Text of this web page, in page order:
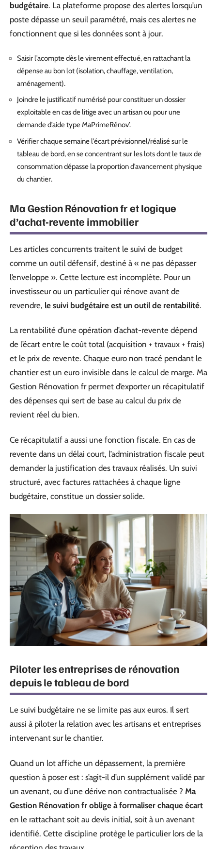
budgétaire. La plateforme propose des alertes lorsqu’un
poste dépasse un seuil paramétré, mais ces alertes ne
fonctionnent que si les données sont à jour.
Saisir l’acompte dès le virement effectué, en rattachant la
dépense au bon lot (isolation, chauffage, ventilation,
aménagement).
Joindre le justificatif numérisé pour constituer un dossier
exploitable en cas de litige avec un artisan ou pour une
demande d’aide type MaPrimeRénov’.
Vérifier chaque semaine l’écart prévisionnel/réalisé sur le
tableau de bord, en se concentrant sur les lots dont le taux de
consommation dépasse la proportion d’avancement physique
du chantier.
Ma Gestion Rénovation fr et logique
d’achat-revente immobilier
Les articles concurrents traitent le suivi de budget
comme un outil défensif, destiné à « ne pas dépasser
l’enveloppe ». Cette lecture est incomplète. Pour un
investisseur ou un particulier qui rénove avant de
revendre, le suivi budgétaire est un outil de rentabilité.
La rentabilité d’une opération d’achat-revente dépend
de l’écart entre le coût total (acquisition + travaux + frais)
et le prix de revente. Chaque euro non tracé pendant le
chantier est un euro invisible dans le calcul de marge. Ma
Gestion Rénovation fr permet d’exporter un récapitulatif
des dépenses qui sert de base au calcul du prix de
revient réel du bien.
Ce récapitulatif a aussi une fonction fiscale. En cas de
revente dans un délai court, l’administration fiscale peut
demander la justification des travaux réalisés. Un suivi
structuré, avec factures rattachées à chaque ligne
budgétaire, constitue un dossier solide.
Piloter les entreprises de rénovation
depuis le tableau de bord
Le suivi budgétaire ne se limite pas aux euros. Il sert
aussi à piloter la relation avec les artisans et entreprises
intervenant sur le chantier.
Quand un lot affiche un dépassement, la première
question à poser est : s’agit-il d’un supplément validé par
un avenant, ou d’une dérive non contractualisée ? Ma
Gestion Rénovation fr oblige à formaliser chaque écart
en le rattachant soit au devis initial, soit à un avenant
identifié. Cette discipline protège le particulier lors de la